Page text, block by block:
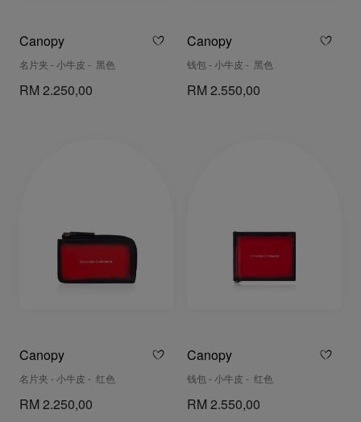
Canopy
名片夹 - 小牛皮 - 黑色
RM 2.250,00
Canopy
钱包 - 小牛皮 - 黑色
RM 2.550,00
Canopy
名片夹 - 小牛皮 - 红色
RM 2.250,00
Canopy
钱包 - 小牛皮 - 红色
RM 2.550,00